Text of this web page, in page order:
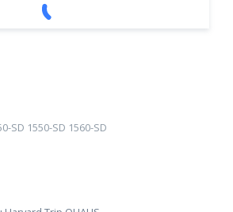
SD 1550-SD 1560-SD